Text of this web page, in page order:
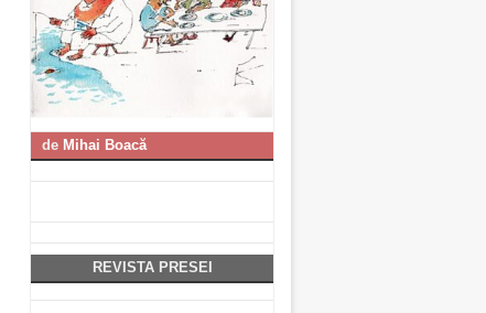
de Mihai Boacă
REVISTA PRESEI